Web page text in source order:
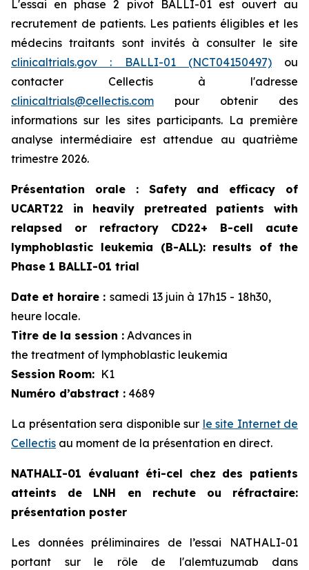
L'essai en phase 2 pivot BALLI-01 est ouvert au
recrutement de patients. Les patients éligibles et les
médecins traitants sont invités à consulter le site
clinicaltrials.gov : BALLI-01 (NCT04150497)ou
contacter Cellectis à l'adresse
clinicaltrials@cellectis.com pour obtenir des
informations sur les sites participants. La première
analyse intermédiaire est attendue au quatrième
trimestre 2026.
Présentation orale : Safety and efficacy of
UCART22 in heavily pretreated patients with
relapsed or refractory CD22+ B-cell acute
lymphoblastic leukemia (B-ALL): results of the
Phase 1 BALLI-01 trial
Date et horaire : samedi 13 juin à 17h15 - 18h30,
heure locale.
Titre de la session : Advances in
the treatment of lymphoblastic leukemia
Session Room: K1
Numéro d’abstract : 4689
La présentation sera disponible sur le site Internet de
Cellectis au moment de la présentation en direct.
NATHALI-01 évaluant éti-cel chez des patients
atteints de LNH en rechute ou réfractaire:
présentation poster
Les données préliminaires de l’essai NATHALI-01
portant sur le rôle de l'alemtuzumab dans